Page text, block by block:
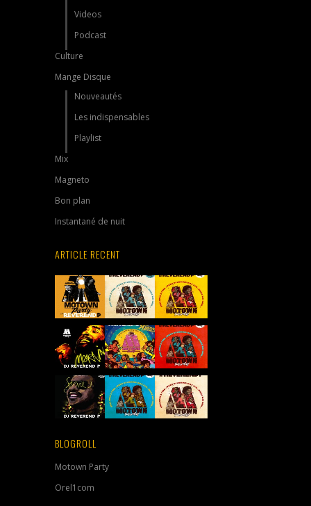
Videos
Podcast
Culture
Mange Disque
Nouveautés
Les indispensables
Playlist
Mix
Magneto
Bon plan
Instantané de nuit
ARTICLE RECENT
BLOGROLL
Motown Party
Orel1com